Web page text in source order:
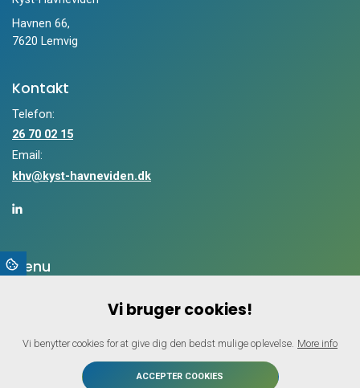
Havnen 66,
7620 Lemvig
Kontakt
Telefon:
26 70 02 15
Email:
khv@kyst-havneviden.dk
Menu
Ydelser
Vi bruger cookies!
Vi benytter cookies for at give dig den bedst mulige oplevelse. More info
ACCEPTER COOKIES